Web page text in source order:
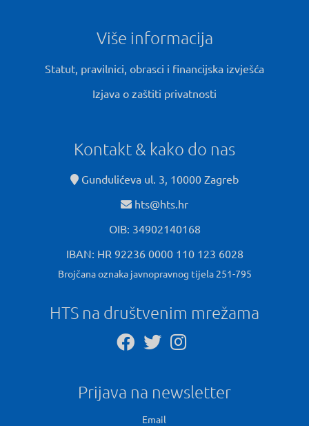
Više informacija
Statut, pravilnici, obrasci i financijska izvješća
Izjava o zaštiti privatnosti
Kontakt & kako do nas
Gundulićeva ul. 3, 10000 Zagreb
hts@hts.hr
OIB: 34902140168
IBAN: HR 92236 0000 110 123 6028
Brojčana oznaka javnopravnog tijela 251-795
HTS na društvenim mrežama
Prijava na newsletter
Email